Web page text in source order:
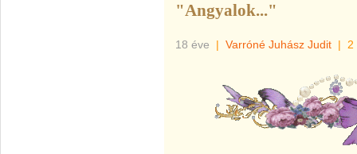
"Angyalok..."
18 éve | Varróné Juhász Judit | 2